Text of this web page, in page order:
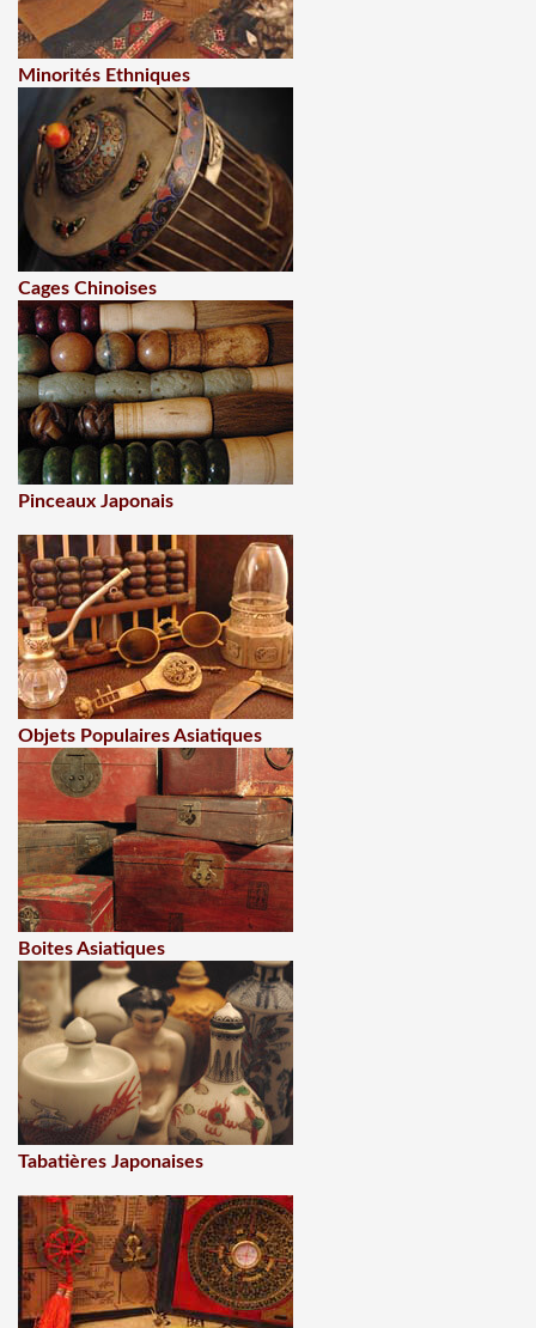
Minorités Ethniques
Cages Chinoises
Pinceaux Japonais
Objets Populaires Asiatiques
Boites Asiatiques
Tabatières Japonaises